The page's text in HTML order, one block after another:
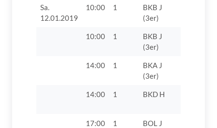
Sa.
12.01.2019
10:00 1
BKB J
(3er)
10:00 1
BKB J
(3er)
14:00 1
BKA J
(3er)
14:00 1 BKD H
17:00 1 BOL J